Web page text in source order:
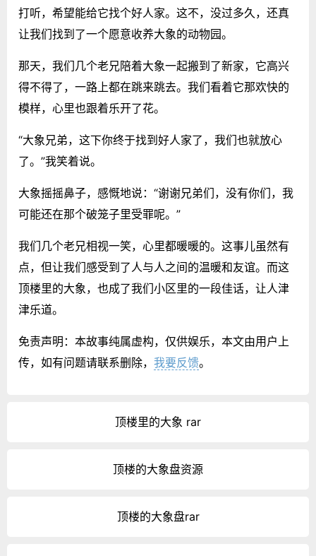
打听，希望能给它找个好人家。这不，没过多久，还真
让我们找到了一个愿意收养大象的动物园。
那天，我们几个老兄陪着大象一起搬到了新家，它高兴
得不得了，一路上都在跳来跳去。我们看着它那欢快的
模样，心里也跟着乐开了花。
“大象兄弟，这下你终于找到好人家了，我们也就放心
了。”我笑着说。
大象摇摇鼻子，感慨地说：“谢谢兄弟们，没有你们，我
可能还在那个破笼子里受罪呢。”
我们几个老兄相视一笑，心里都暖暖的。这事儿虽然有
点，但让我们感受到了人与人之间的温暖和友谊。而这
顶楼里的大象，也成了我们小区里的一段佳话，让人津
津乐道。
免责声明：本故事纯属虚构，仅供娱乐，本文由用户上
传，如有问题请联系删除， 我要反馈。
顶楼里的大象 rar
顶楼的大象盘资源
顶楼的大象盘rar